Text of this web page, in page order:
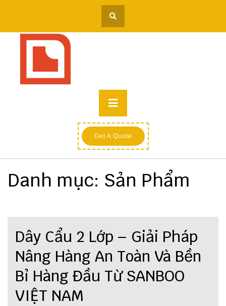
Primary
Menu
Get A Quote
Danh mục: Sản Phẩm
Dây Cẩu 2 Lớp – Giải Pháp
Nâng Hàng An Toàn Và Bền
Bỉ Hàng Đầu Từ SANBOO
VIỆT NAM